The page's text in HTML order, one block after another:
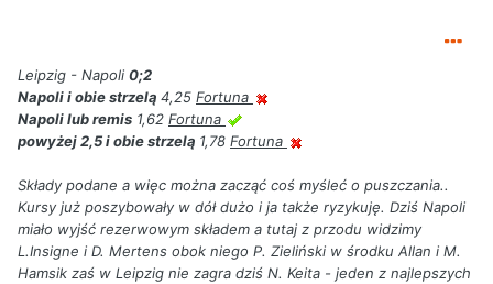
Leipzig - Napoli 0;2
Napoli i obie strzelą 4,25 Fortuna
Napoli lub remis 1,62 Fortuna
powyżej 2,5 i obie strzelą 1,78 Fortuna
Składy podane a więc można zacząć coś myśleć o puszczania..
Kursy już poszybowały w dół dużo i ja także ryzykuję. Dziś Napoli
miało wyjść rezerwowym składem a tutaj z przodu widzimy
L.Insigne i D. Mertens obok niego P. Zieliński w środku Allan i M.
Hamsik zaś w Leipzig nie zagra dziś N. Keita - jeden z najlepszych